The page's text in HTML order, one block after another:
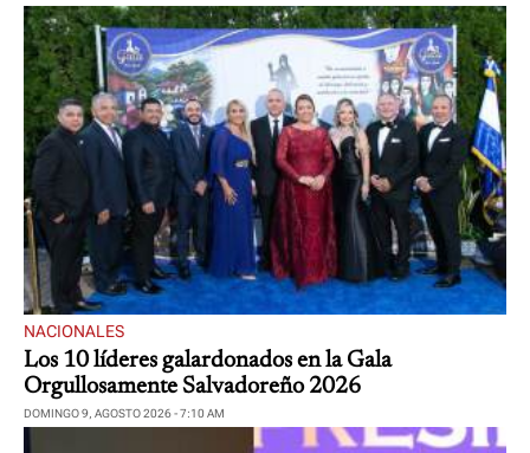
NACIONALES
Los 10 líderes galardonados en la Gala
Orgullosamente Salvadoreño 2026
DOMINGO 9, AGOSTO 2026 - 7:10 AM